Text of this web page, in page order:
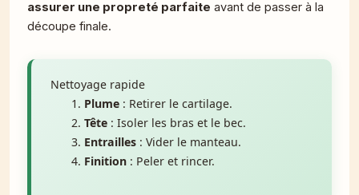
assurer une propreté parfaite avant de passer à la
découpe finale.
Nettoyage rapide
Plume : Retirer le cartilage.
Tête : Isoler les bras et le bec.
Entrailles : Vider le manteau.
Finition : Peler et rincer.